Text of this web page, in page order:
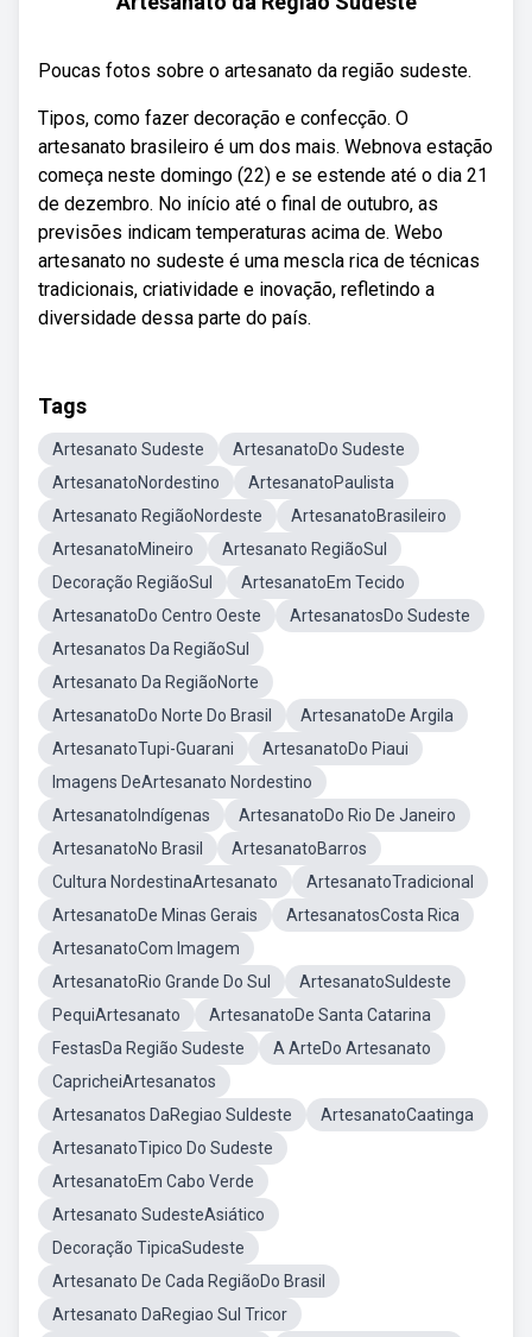
Poucas fotos sobre o artesanato da região sudeste.
Tipos, como fazer decoração e confecção. O
artesanato brasileiro é um dos mais. Webnova estação
começa neste domingo (22) e se estende até o dia 21
de dezembro. No início até o final de outubro, as
previsões indicam temperaturas acima de. Webo
artesanato no sudeste é uma mescla rica de técnicas
tradicionais, criatividade e inovação, refletindo a
diversidade dessa parte do país.
Tags
Artesanato Sudeste
ArtesanatoDo Sudeste
ArtesanatoNordestino
ArtesanatoPaulista
Artesanato RegiãoNordeste
ArtesanatoBrasileiro
ArtesanatoMineiro
Artesanato RegiãoSul
Decoração RegiãoSul
ArtesanatoEm Tecido
ArtesanatoDo Centro Oeste
ArtesanatosDo Sudeste
Artesanatos Da RegiãoSul
Artesanato Da RegiãoNorte
ArtesanatoDo Norte Do Brasil
ArtesanatoDe Argila
ArtesanatoTupi-Guarani
ArtesanatoDo Piaui
Imagens DeArtesanato Nordestino
ArtesanatoIndígenas
ArtesanatoDo Rio De Janeiro
ArtesanatoNo Brasil
ArtesanatoBarros
Cultura NordestinaArtesanato
ArtesanatoTradicional
ArtesanatoDe Minas Gerais
ArtesanatosCosta Rica
ArtesanatoCom Imagem
ArtesanatoRio Grande Do Sul
ArtesanatoSuldeste
PequiArtesanato
ArtesanatoDe Santa Catarina
FestasDa Região Sudeste
A ArteDo Artesanato
CapricheiArtesanatos
Artesanatos DaRegiao Suldeste
ArtesanatoCaatinga
ArtesanatoTipico Do Sudeste
ArtesanatoEm Cabo Verde
Artesanato SudesteAsiático
Decoração TipicaSudeste
Artesanato De Cada RegiãoDo Brasil
Artesanato DaRegiao Sul Tricor